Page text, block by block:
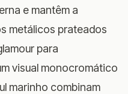
e mantêm a
metálicos prateados
para
visual monocromático
marinho combinam